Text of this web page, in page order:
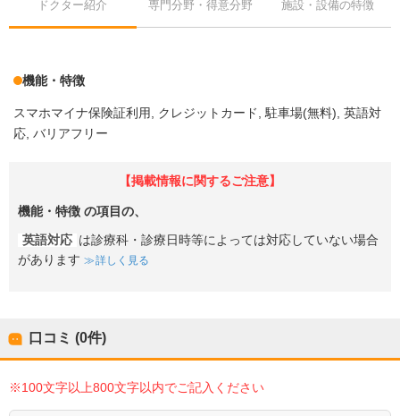
ドクター紹介 専門分野・得意分野 施設・設備の特徴
機能・特徴
スマホマイナ保険証利用 クレジットカード 駐車場(無料) 英語対
応 バリアフリー
【掲載情報に関するご注意】
機能・特徴 の項目の、
英語対応 は診療科・診療日時等によっては対応していない場合
があります
詳しく見る
口コミ (0件)
※100文字以上800文字以内でご記入ください